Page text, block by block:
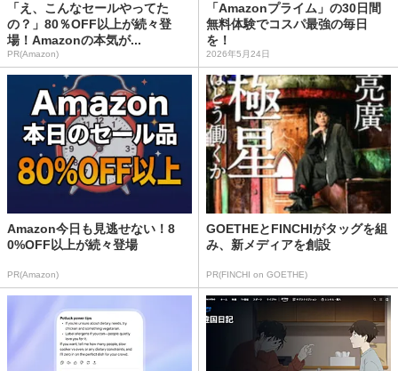
「え、こんなセールやってた
の？」80％OFF以上が続々登
場！Amazonの本気が...
PR(Amazon)
「Amazonプライム」の30日間
無料体験でコスパ最強の毎日
を！
2026年5月24日
Amazon今日も見逃せない！8
0%OFF以上が続々登場
PR(Amazon)
GOETHEとFINCHIがタッグを組
み、新メディアを創設
PR(FINCHI on GOETHE)